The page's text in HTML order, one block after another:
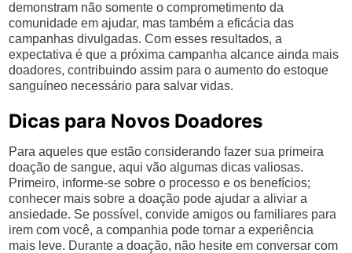
demonstram não somente o comprometimento da
comunidade em ajudar, mas também a eficácia das
campanhas divulgadas. Com esses resultados, a
expectativa é que a próxima campanha alcance ainda mais
doadores, contribuindo assim para o aumento do estoque
sanguíneo necessário para salvar vidas.
Dicas para Novos Doadores
Para aqueles que estão considerando fazer sua primeira
doação de sangue, aqui vão algumas dicas valiosas.
Primeiro, informe-se sobre o processo e os benefícios;
conhecer mais sobre a doação pode ajudar a aliviar a
ansiedade. Se possível, convide amigos ou familiares para
irem com você, a companhia pode tornar a experiência
mais leve. Durante a doação, não hesite em conversar com